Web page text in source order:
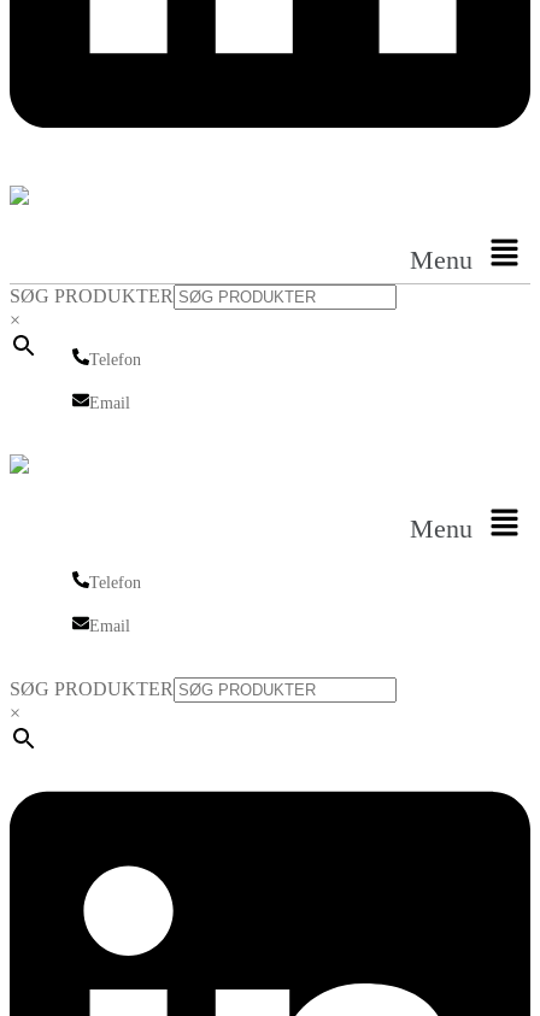
Menu
SØG PRODUKTER
×
Telefon
Email
Menu
Telefon
Email
SØG PRODUKTER
×